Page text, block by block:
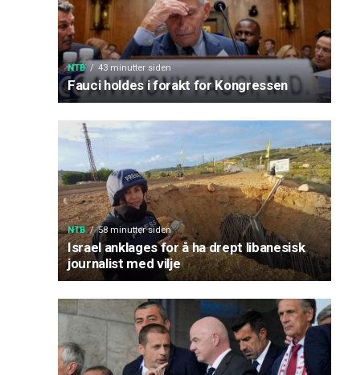
NTB 43 minutter siden
Fauci holdes i forakt for Kongressen
NTB 58 minutter siden
Israel anklages for å ha drept libanesisk
journalist med vilje